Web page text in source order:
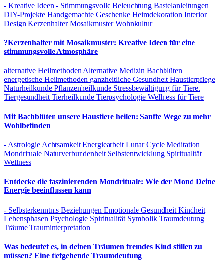
- Kreative Ideen - Stimmungsvolle Beleuchtung Bastelanleitungen
DIY-Projekte Handgemachte Geschenke Heimdekoration Interior
Design KerzenhalterMosaikmusterWohnkultur
?Kerzenhalter mit Mosaikmuster: Kreative Ideen für eine
stimmungsvolle Atmosphäre
alternative HeilmethodenAlternative Medizin Bachblüten
energetische Heilmethoden ganzheitliche GesundheitHaustierpflege
Naturheilkunde Pflanzenheilkunde Stressbewältigung für Tiere.
TiergesundheitTierheilkunde Tierpsychologie Wellness für Tiere
Mit Bachblüten unsere Haustiere heilen: Sanfte Wege zu mehr
Wohlbefinden
- Astrologie Achtsamkeit Energiearbeit Lunar Cycle Meditation
Mondrituale Naturverbundenheit Selbstentwicklung Spiritualität
Wellness
Entdecke die faszinierenden Mondrituale: Wie der Mond Deine
Energie beeinflussen kann
- Selbsterkenntnis Beziehungen Emotionale Gesundheit Kindheit
Lebensphasen Psychologie Spiritualität Symbolik Traumdeutung
Träume Trauminterpretation
Was bedeutet es, in deinen Träumen fremdes Kind stillen zu
müssen? Eine tiefgehende Traumdeutung